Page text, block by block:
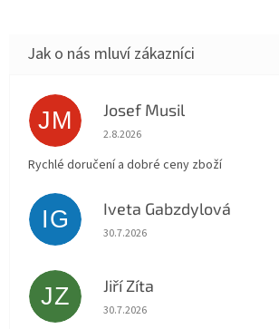
JM Josef Musil
Hodnocení obchodu je 5 z 5
2.8.2026
Rychlé doručení a dobré ceny zboží
IG Iveta Gabzdylová
Hodnocení obchodu je 5 z 5
30.7.2026
JZ Jiří Zíta
Hodnocení obchodu je 5 z 5
30.7.2026